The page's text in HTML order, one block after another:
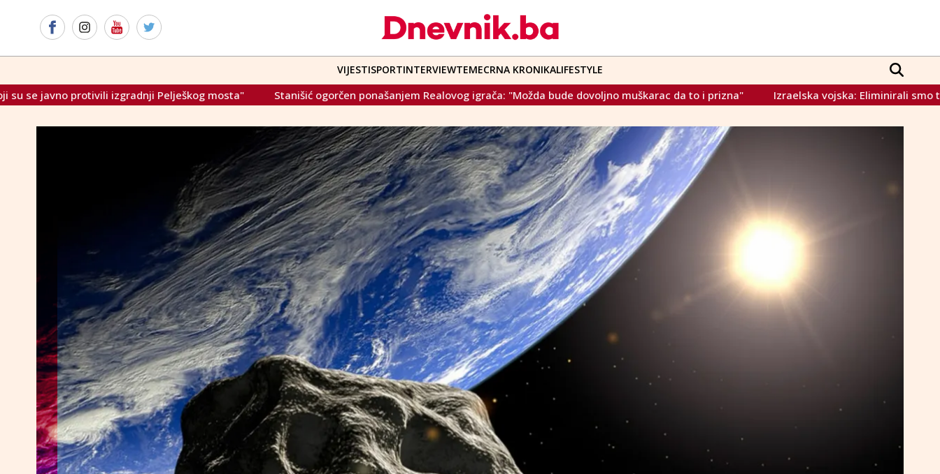
VIJESTISPORTINTERVIEWTEMECRNA KRONIKALIFESTYLE
Pelješkog mosta" Stanišić ogorčen ponašanjem Realovog igrača: "Možda bude dovoljno muškarac da to i prizna" Izraelska vojska: Eliminirali smo teroriste i našli